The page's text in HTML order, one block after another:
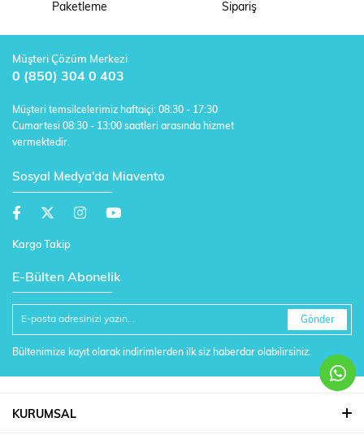
Paketleme
Sipariş
Müşteri Çözüm Merkezi
0 (850) 304 0 403
Müşteri temsilcelerimiz haftaiçi: 08:30 - 17:30
Cumartesi 08:30 - 13:00 saatleri arasında hizmet
vermektedir.
Sosyal Medya'da Miavento
Kargo Takip
E-Bülten Abonelik
Gönder
Bültenimize kayıt olarak indirimlerden ilk siz haberdar olabilirsiniz.
KURUMSAL